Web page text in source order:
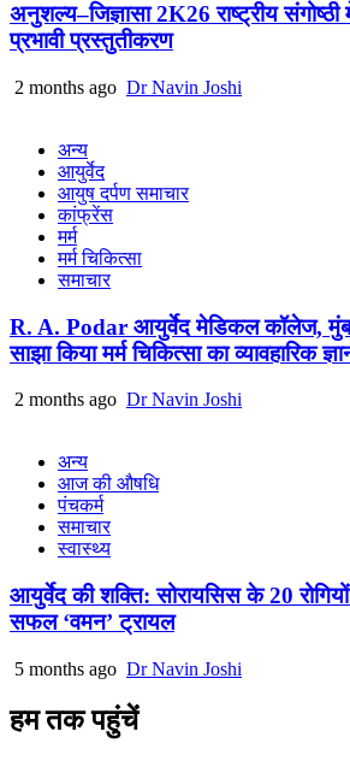
अनुशल्य–जिज्ञासा 2K26 राष्ट्रीय संगोष्ठी
प्रभावी प्रस्तुतीकरण
2 months ago Dr Navin Joshi
अन्य
आयुर्वेद
आयुष दर्पण समाचार
कांफ्रेंस
मर्म
मर्म चिकित्सा
समाचार
R. A. Podar आयुर्वेद मेडिकल कॉलेज,
साझा किया मर्म चिकित्सा का व्यावहारिक
2 months ago Dr Navin Joshi
अन्य
आज की औषधि
पंचकर्म
समाचार
स्वास्थ्य
आयुर्वेद की शक्ति: सोरायसिस के 20
सफल ‘वमन’ ट्रायल
5 months ago Dr Navin Joshi
हम तक पहुंचें